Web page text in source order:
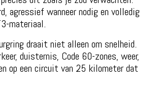
agressief wanneer nodig en volledig
materiaal.
draait niet alleen om snelheid.
duisternis, Code 60-zones, weer,
op een circuit van 25 kilometer dat